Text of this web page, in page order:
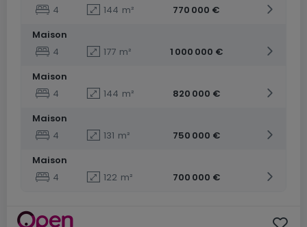
4
144 m²
770 000 €
Maison
4
177 m²
1 000 000 €
Maison
4
144 m²
820 000 €
Maison
4
131 m²
750 000 €
Maison
4
122 m² 700 000 €